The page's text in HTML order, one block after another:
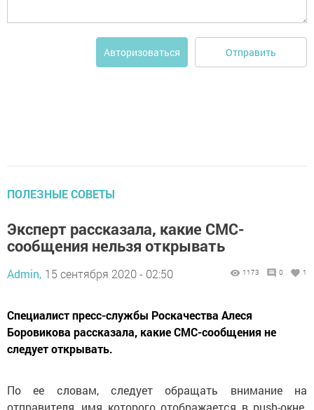
Авторизоваться Отправить
ПОЛЕЗНЫЕ СОВЕТЫ
Эксперт рассказала, какие СМС-
сообщения нельзя открывать
Admin, 15 сентября 2020 - 02:50 1173 0 1
Специалист пресс-службы Роскачества Алеся
Боровикова рассказала, какие СМС-сообщения не
следует открывать.
По ее словам, следует обращать внимание на